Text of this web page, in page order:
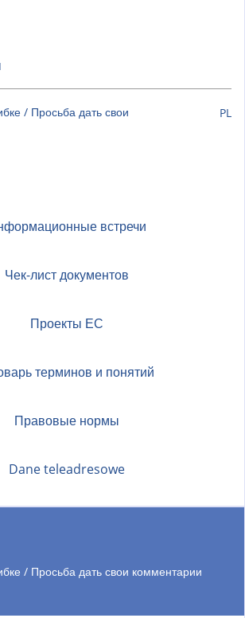
/ Просьба дать свои
PL
встречи
Чек-лист документов
Проекты ЕС
терминов и понятий
Правовые нормы
Dane teleadresowe
/ Просьба дать свои комментарии